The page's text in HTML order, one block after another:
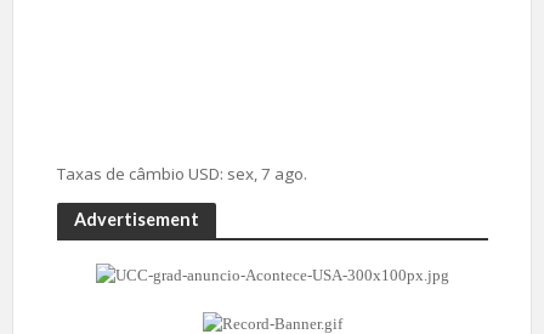
Taxas de câmbio USD: sex, 7 ago.
Advertisement